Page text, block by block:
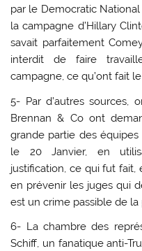
par le Democratic
la campagne d’Hillary
savait parfaitement
interdit de faire
campagne, ce qu’ont fait
5- Par d’autres sources,
Brennan & Co ont
grande partie des
le 20 Janvier, en
justification, ce qui fut fait,
en prévenir les juges qui
est un crime passible de la
6- La chambre des
Schiff, un fanatique anti-